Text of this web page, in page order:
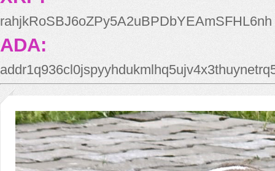
rahjkRoSBJ6oZPy5A2uBPDbYEAmSFHL6nh
ADA: